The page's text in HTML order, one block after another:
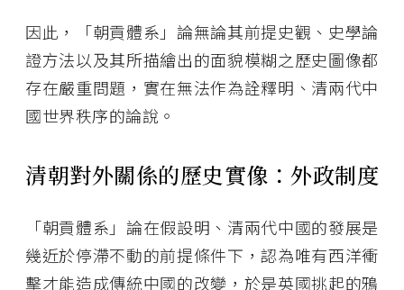
因此，「朝貢體系」論無論其前提史觀、史學論
證方法以及其所描繪出的面貌模糊之歷史圖像都
存在嚴重問題，實在無法作為詮釋明、清兩代中
國世界秩序的論說。
清朝對外關係的歷史實像：外政制度
「朝貢體系」論在假設明、清兩代中國的發展是
幾近於停滯不動的前提條件下，認為唯有西洋衝
擊才能造成傳統中國的改變，於是英國挑起的鴉